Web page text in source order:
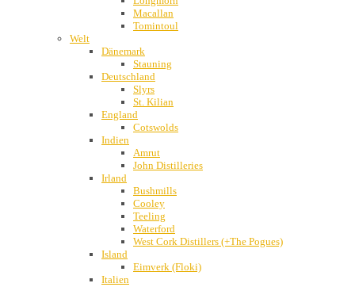
Macallan
Tomintoul
Welt
Dänemark
Stauning
Deutschland
Slyrs
St. Kilian
England
Cotswolds
Indien
Amrut
John Distilleries
Irland
Bushmills
Cooley
Teeling
Waterford
West Cork Distillers (+The Pogues)
Island
Eimverk (Floki)
Italien